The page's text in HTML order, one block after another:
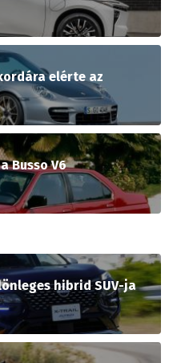
elérte az
Busso V6
hibrid SUV-ja